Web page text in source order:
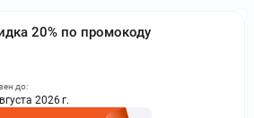
20% по промокоду
до:
2026 г.